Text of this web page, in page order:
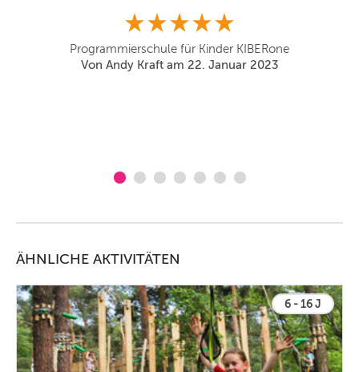
Programmierschule für Kinder KIBERone
Von Andy Kraft am 22. Januar 2023
ÄHNLICHE AKTIVITÄTEN
6 - 16 J